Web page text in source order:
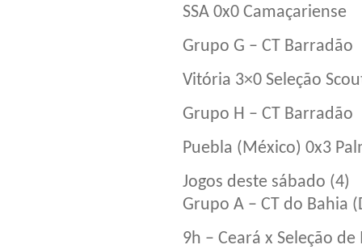
SSA 0x0 Camaçariense
Grupo G – CT Barradão
Vitória 3×0 Seleção
Grupo H – CT Barradão
Puebla (México) 0x3
Jogos deste sábado (4)
Grupo A – CT do Bahia
9h – Ceará x Seleção